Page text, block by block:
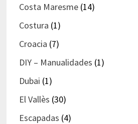
Costa Maresme(14)
Costura (1)
Croacia (7)
DIY – Manualidades (1)
Dubai (1)
El Vallès (30)
Escapadas (4)